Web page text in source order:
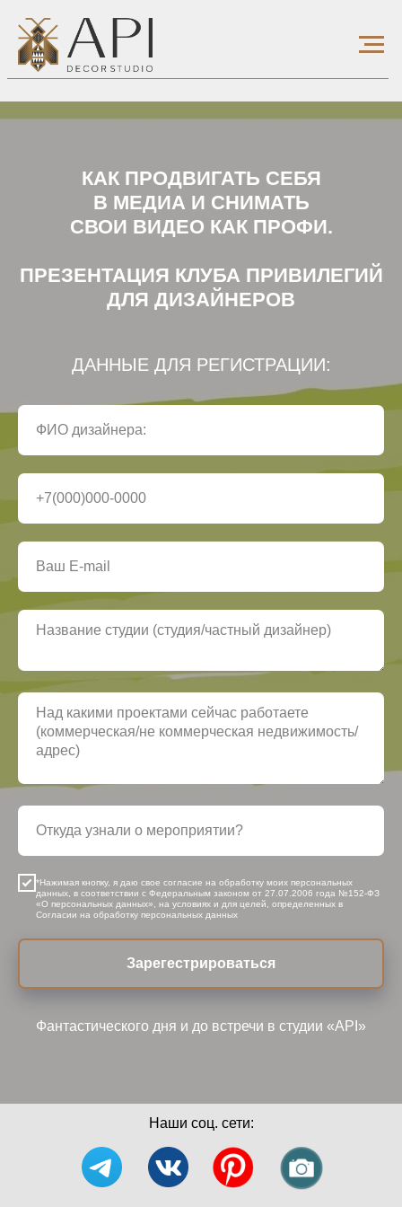
КАК ПРОДВИГАТЬ СЕБЯ
В МЕДИА И СНИМАТЬ
СВОИ ВИДЕО КАК ПРОФИ.
ПРЕЗЕНТАЦИЯ КЛУБА ПРИВИЛЕГИЙ
ДЛЯ ДИЗАЙНЕРОВ
ДАННЫЕ ДЛЯ РЕГИСТРАЦИИ:
*Нажимая кнопку, я даю свое согласие на обработку моих персональных
данных, в соответствии с Федеральным законом от 27.07.2006 года №152-ФЗ
«О персональных данных», на условиях и для целей, определенных в
Согласии на обработку персональных данных
Зарегестрироваться
Фантастического дня и до встречи в студии «API»
Наши соц. сети: